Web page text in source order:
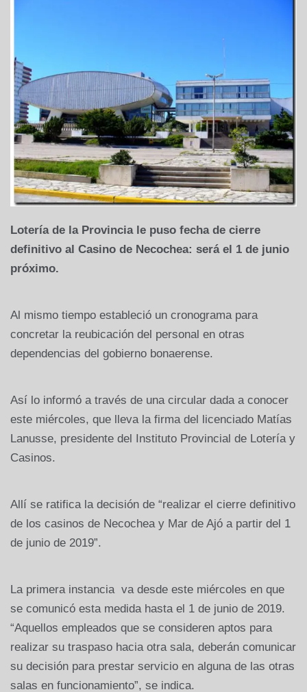
Lotería de la Provincia le puso fecha de cierre
definitivo al Casino de Necochea: será el 1 de junio
próximo.
Al mismo tiempo estableció un cronograma para
concretar la reubicación del personal en otras
dependencias del gobierno bonaerense.
Así lo informó a través de una circular dada a conocer
este miércoles, que lleva la firma del licenciado Matías
Lanusse, presidente del Instituto Provincial de Lotería y
Casinos.
Allí se ratifica la decisión de “realizar el cierre definitivo
de los casinos de Necochea y Mar de Ajó a partir del 1
de junio de 2019”.
La primera instancia va desde este miércoles en que
se comunicó esta medida hasta el 1 de junio de 2019.
“Aquellos empleados que se consideren aptos para
realizar su traspaso hacia otra sala, deberán comunicar
su decisión para prestar servicio en alguna de las otras
salas en funcionamiento”, se indica.